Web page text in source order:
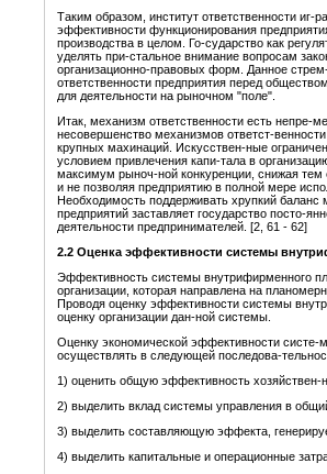
Таким образом, институт ответственности
эффективности функционирования
производства в целом. Го-сударство как
уделять при-стальное внимание вопросам
организационно-правовых форм. Данное
ответственности предприятия перед
для деятельности на рыночном "поле".
Итак, механизм ответственности есть
несовершенство механизмов ответст-
крупных махинаций. Искусствен-ные
условием привлечения капи-тала в
максимум рыноч-ной конкуренции, снижая
и не позволяя предприятию в полной мере
Необходимость поддерживать хрупкий
предприятий заставляет государство посто-
деятельности предпринимателей. [2, 61 - 62]
2.2 Оценка эффективности системы
Эффективность системы внутрифирменного
организации, которая направлена на
Проводя оценку эффективности системы
оценку организации дан-ной системы.
Оценку экономической эффективности
осуществлять в следующей последова-
1) оценить общую эффективность хозяйствен-
2) выделить вклад системы управления в
3) выделить составляющую эффекта,
4) выделить капитальные и операционные